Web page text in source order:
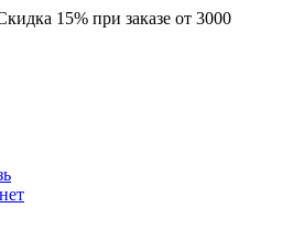
15% при заказе от 3000